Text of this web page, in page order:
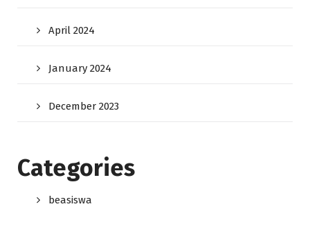
April 2024
January 2024
December 2023
Categories
beasiswa